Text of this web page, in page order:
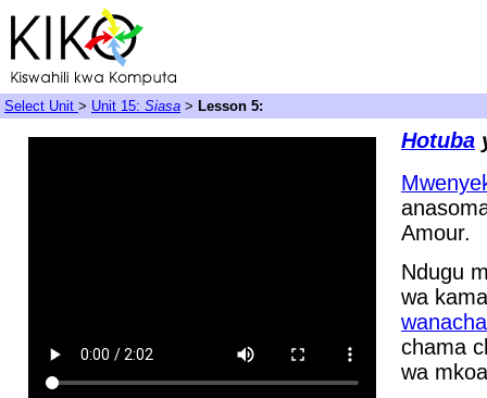
Select Unit > Unit 15: Siasa > Lesson 5:
Hotuba
Amour.
Ndugu
wa
chama
wa